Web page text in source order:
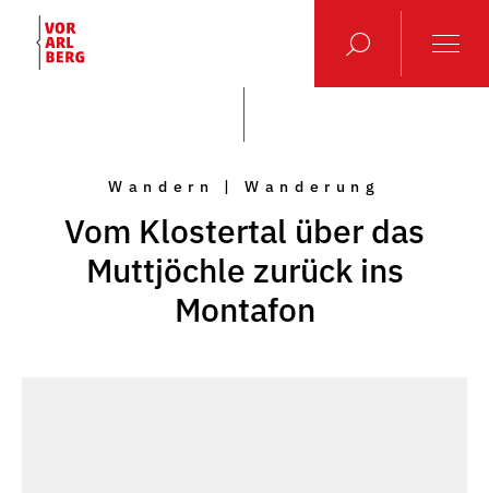
Wandern | Wanderung
Vom Klostertal über das
Muttjöchle zurück ins
Montafon